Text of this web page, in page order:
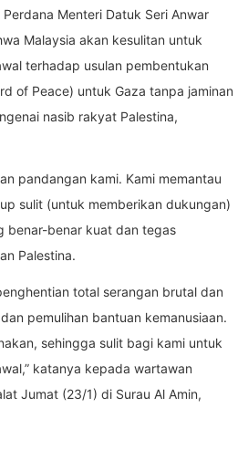
Perdana Menteri Datuk Seri Anwar
Malaysia akan kesulitan untuk
terhadap usulan pembentukan
of Peace) untuk Gaza tanpa jaminan
nasib rakyat Palestina,
pandangan kami. Kami memantau
sulit (untuk memberikan dukungan)
benar-benar kuat dan tegas
Palestina.
total serangan brutal dan
pemulihan bantuan kemanusiaan.
sehingga sulit bagi kami untuk
katanya kepada wartawan
Jumat (23/1) di Surau Al Amin,